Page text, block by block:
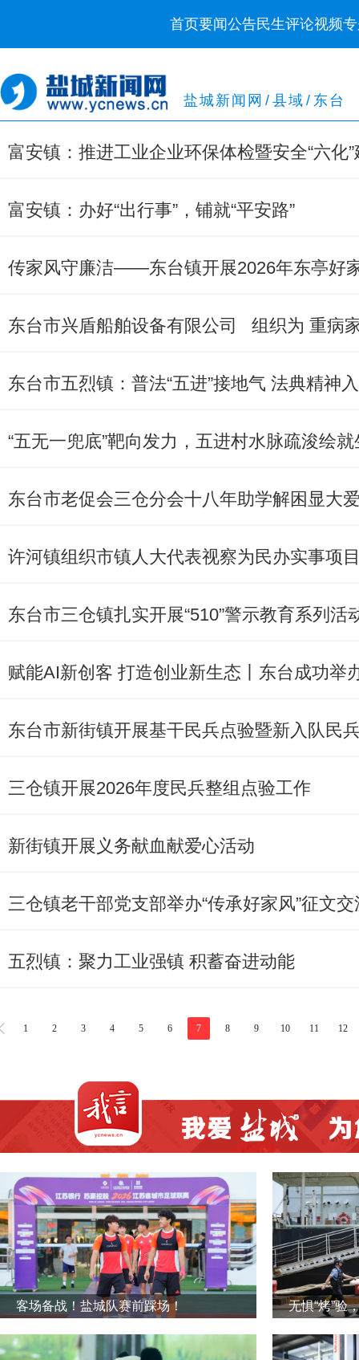
首页要闻公告民生评论视频
盐城新闻网 / 县域 / 东台
富安镇：推进工业企业环保体检暨安全“六化
富安镇：办好“出行事”，铺就“平安路”
传家风守廉洁——东台镇开展2026年东亭好
东台市兴盾船舶设备有限公司 组织为 重病
东台市五烈镇：普法“五进”接地气 法典精神
“五无一兜底”靶向发力，五进村水脉疏浚绘
东台市老促会三仓分会十八年助学解困显大
许河镇组织市镇人大代表视察为民办实事项
东台市三仓镇扎实开展“510”警示教育系列活
赋能AI新创客 打造创业新生态丨东台成功举
东台市新街镇开展基干民兵点验暨新入队民
三仓镇开展2026年度民兵整组点验工作
新街镇开展义务献血献爱心活动
三仓镇老干部党支部举办“传承好家风”征文
五烈镇：聚力工业强镇 积蓄奋进动能
1 2 3 4 5 6 7 8 9 10 11 12
客场备战！盐城队赛前踩场！ 无惧“烤”验